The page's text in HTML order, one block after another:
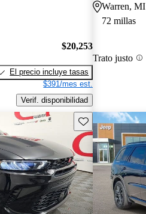
$20,253
El precio incluye tasas
$391/mes est.
Verif. disponibilidad
Warren, MI
72 millas
Trato justo
Guarda este Aviso